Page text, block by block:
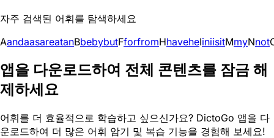
자주 검색된 어휘를 탐색하세요
AandaasareatanBbebybutFforfromHhaveheIiniisitMmyNnot
앱을 다운로드하여 전체 콘텐츠를 잠금 해
제하세요
어휘를 더 효율적으로 학습하고 싶으신가요? DictoGo 앱을 다
운로드하여 더 많은 어휘 암기 및 복습 기능을 경험해 보세요!